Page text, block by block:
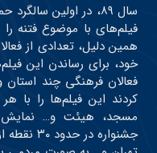
سال ۸۹، در اولین
فیلم‌های با موضوع فتنه
همین دلیل، تعدادی از
خود، برای رساندن این
فعالان فرهنگی چند
کردند این فیلم‌ها را با
مسجد، هیئت و… نمایش